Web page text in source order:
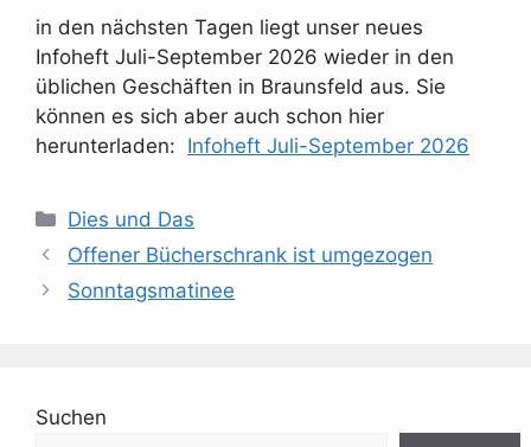
in den nächsten Tagen liegt unser neues
Infoheft Juli-September 2026 wieder in den
üblichen Geschäften in Braunsfeld aus. Sie
können es sich aber auch schon hier
herunterladen: Infoheft Juli-September 2026
Kategorien
Dies und Das
Offener Bücherschrank ist umgezogen
Sonntagsmatinee
Suchen